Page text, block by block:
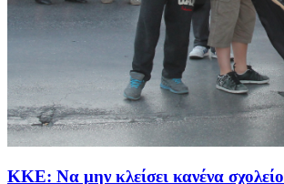
ΚΚΕ: Να μην κλείσει κανένα σχολείο